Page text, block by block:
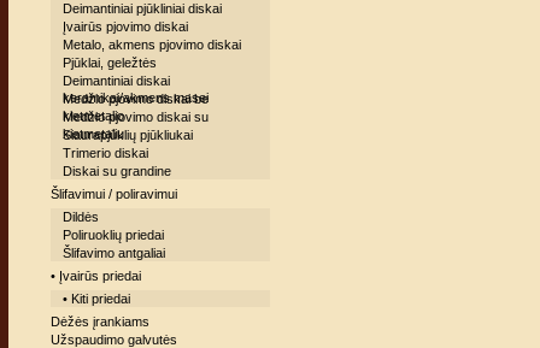
Deimantiniai pjūkliniai diskai
Įvairūs pjovimo diskai
Metalo, akmens pjovimo diskai
Pjūklai, geležtės
Deimantiniai diskai
keramikai/akmens masei
Medžio pjovimo diskai be
kietmetalio
Medžio pjovimo diskai su
kietmetaliu
Siaurapjūklių pjūkliukai
Trimerio diskai
Diskai su grandine
Šlifavimui / poliravimui
Dildės
Poliruoklių priedai
Šlifavimo antgaliai
• Įvairūs priedai
• Kiti priedai
Dėžės įrankiams
Užspaudimo galvutės